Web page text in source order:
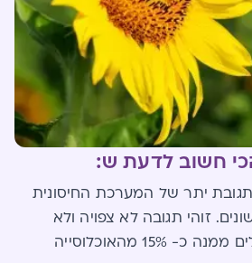
חשוב לדעת ש:
יתר של המערכת החיסונית
זוהי תגובה לא צפויה ולא
15% מהאוכלוסייה